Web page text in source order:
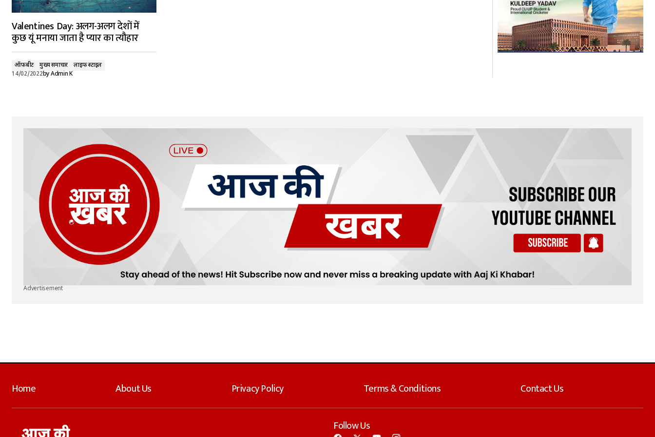
Valentines Day: अलग-अलग देशों में
कुछ यूं मनाया जाता है प्यार का त्यौहार
ऑफ़बीट मुख्य समाचार
लाइफ स्टाइल
14/02/2022byAdmin K
Advertisement
Home About Us Privacy Policy Terms & Conditions Contact Us
Follow Us